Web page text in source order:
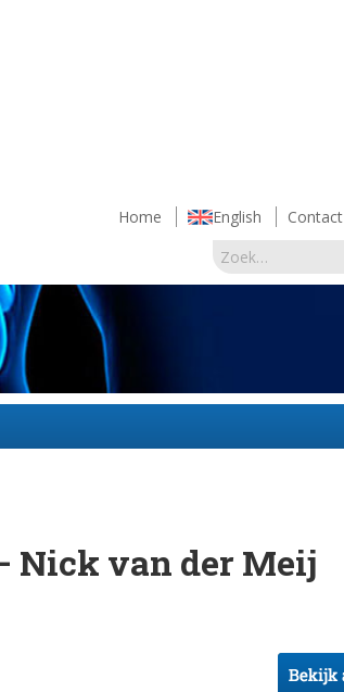
Home English Contact
Nick van der Meij